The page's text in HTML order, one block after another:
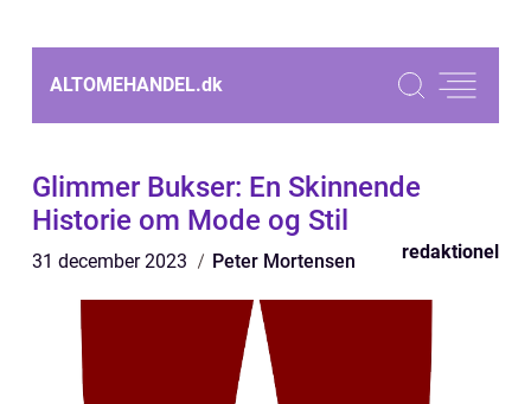
ALTOMEHANDEL.dk
Glimmer Bukser: En Skinnende
Historie om Mode og Stil
31 december 2023 Peter Mortensen redaktionel